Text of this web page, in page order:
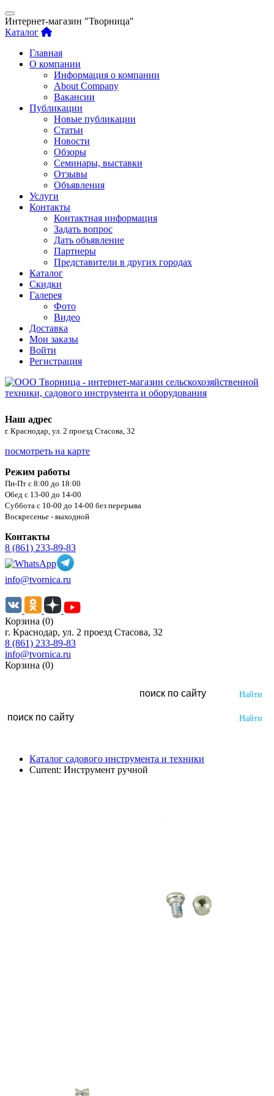
Интернет-магазин "Творница"
Каталог
Главная
О компании
Информация о компании
About Company
Вакансии
Публикации
Новые публикации
Статьи
Новости
Обзоры
Семинары, выставки
Отзывы
Объявления
Услуги
Контакты
Контактная информация
Задать вопрос
Дать объявление
Партнеры
Представители в других городах
Каталог
Скидки
Галерея
Фото
Видео
Доставка
Мои заказы
Войти
Регистрация
Наш адрес
г. Краснодар, ул. 2 проезд Стасова, 32
посмотреть на карте
Режим работы
Пн-Пт с 8:00 до 18:00
Обед с 13-00 до 14-00
Суббота с 10-00 до 14-00 без перерыва
Воскресенье - выходной
Контакты
8 (861) 233-89-83
info@tvornica.ru
Корзина (0)
г. Краснодар, ул. 2 проезд Стасова, 32
8 (861) 233-89-83
info@tvornica.ru
Корзина (0)
Каталог садового инструмента и техники
Current: Инструмент ручной